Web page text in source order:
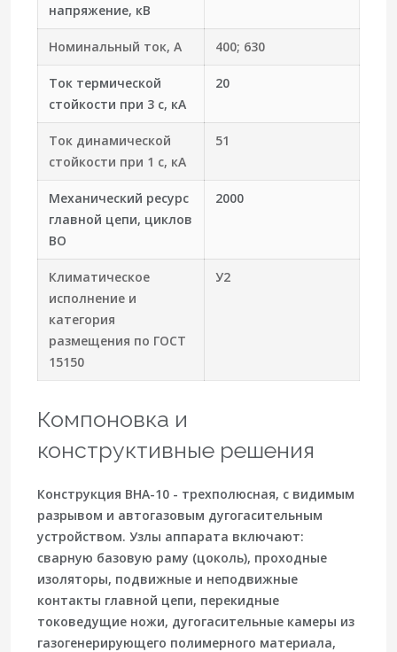
напряжение, кВ
Номинальный ток, А 400; 630
Ток термической
стойкости при 3 с, кА
20
Ток динамической
стойкости при 1 с, кА
51
Механический ресурс
главной цепи, циклов
ВО
2000
Климатическое
исполнение и
категория
размещения по ГОСТ
15150
У2
Компоновка и
конструктивные решения
Конструкция ВНА-10 - трехполюсная, с видимым
разрывом и автогазовым дугогасительным
устройством. Узлы аппарата включают:
сварную базовую раму (цоколь), проходные
изоляторы, подвижные и неподвижные
контакты главной цепи, перекидные
токоведущие ножи, дугогасительные камеры из
газогенерирующего полимерного материала,